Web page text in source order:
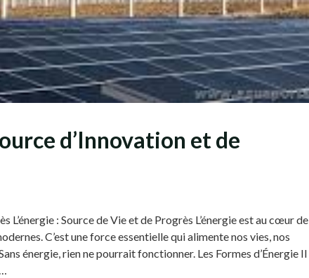
d’Innovation et de
L’énergie : Source de Vie et de Progrès L’énergie est au cœur de
C’est une force essentielle qui alimente nos vies, nos
énergie, rien ne pourrait fonctionner. Les Formes d’Énergie Il